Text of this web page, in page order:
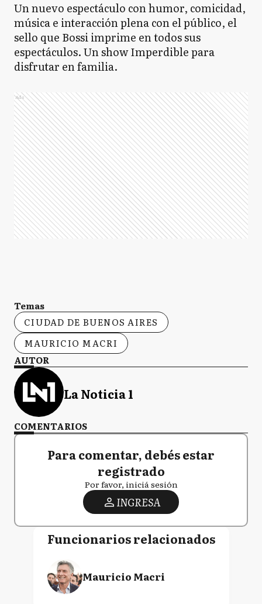
Un nuevo espectáculo con humor, comicidad,
música e interacción plena con el público, el
sello que Bossi imprime en todos sus
espectáculos. Un show Imperdible para
disfrutar en familia.
Ads
Temas
CIUDAD DE BUENOS AIRES
MAURICIO MACRI
AUTOR
La Noticia 1
COMENTARIOS
Para comentar, debés estar
registrado
Por favor, iniciá sesión
INGRESA
Funcionarios relacionados
Mauricio Macri